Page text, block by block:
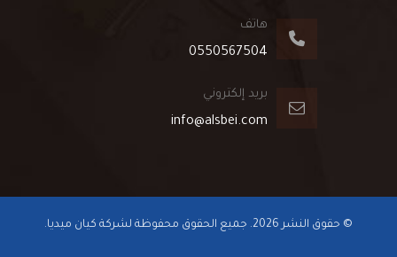
هاتف
0550567504
بريد إلكتروني
info@alsbei.com
© حقوق النشر 2026. جميع الحقوق محفوظة لشركة كيان ميديا.